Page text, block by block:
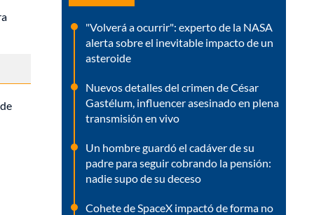
"Volverá a ocurrir": experto de la NASA
alerta sobre el inevitable impacto de un
asteroide
Nuevos detalles del crimen de César
Gastélum, influencer asesinado en plena
transmisión en vivo
Un hombre guardó el cadáver de su
padre para seguir cobrando la pensión:
nadie supo de su deceso
Cohete de SpaceX impactó de forma no